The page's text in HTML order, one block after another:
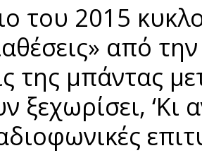
του 2015
από
της μπάντας
ξεχωρίσει, ‘Κι